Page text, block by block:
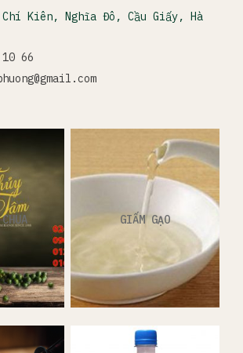
Chí Kiên, Nghĩa Đô, Cầu Giấy, Hà
66
GIẤM GẠO